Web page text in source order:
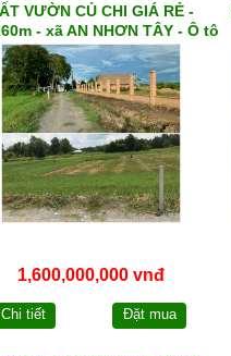
VƯỜN CỦ CHI GIÁ RẺ -
- xã AN NHƠN TÂY - Ô tô
đến tận nơi
1,600,000,000 vnđ
Chi tiết Đặt mua